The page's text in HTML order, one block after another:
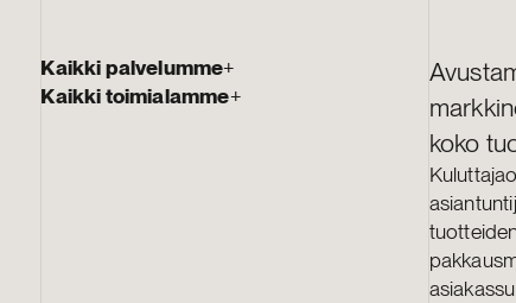
Kaikki palvelumme+
Kaikki toimialamme+
koko